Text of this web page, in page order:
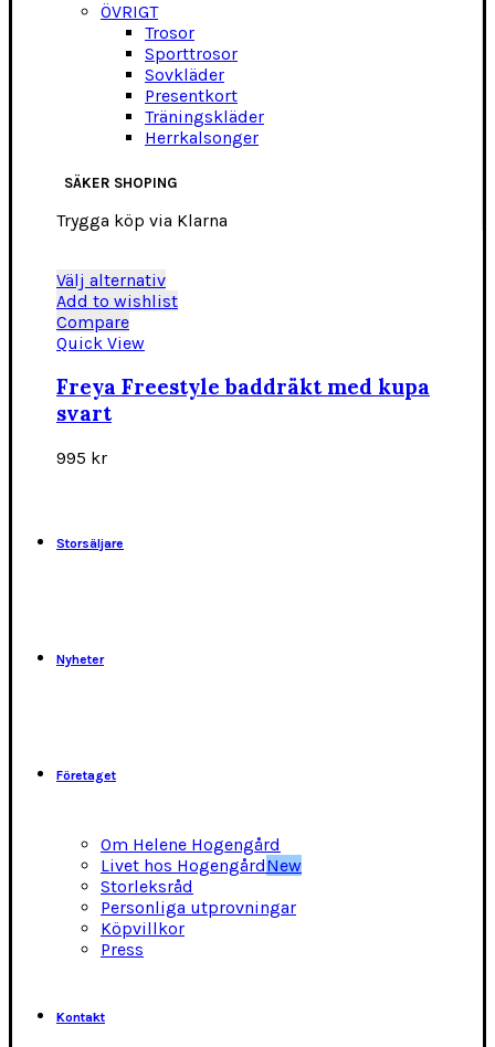
ÖVRIGT
Trosor
Sporttrosor
Sovkläder
Presentkort
Träningskläder
Herrkalsonger
SÄKER SHOPING
Trygga köp via Klarna
Välj alternativDen
här
varianter.
Add to wishlist
Compare
Quick View
Freya Freestyle baddräkt med kupa
svart
995 kr
Storsäljare
Nyheter
Företaget
Om Helene Hogengård
Livet hos HogengårdNew
Storleksråd
Personliga utprovningar
Köpvillkor
Press
Kontakt